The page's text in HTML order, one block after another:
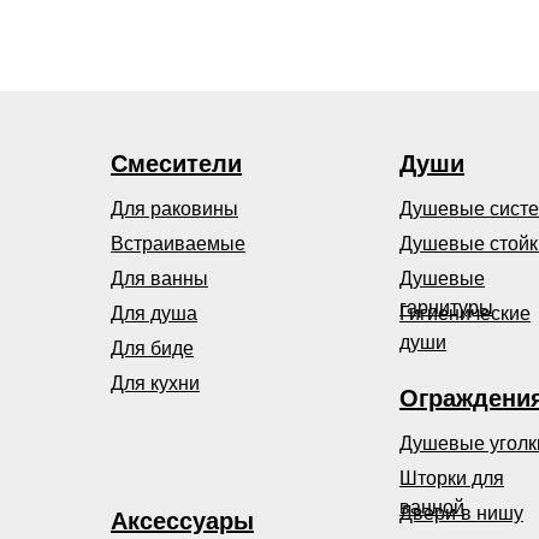
Смесители Души
Душевые
гарнитуры
Душевые
Гигиенические
души
Встраиваемые
Для биде
Для ванны
Для душа
Для раковины
Для кухни
Душевые
Шторки для
ванной
Двери в нишу
Аксессуары
Душевые